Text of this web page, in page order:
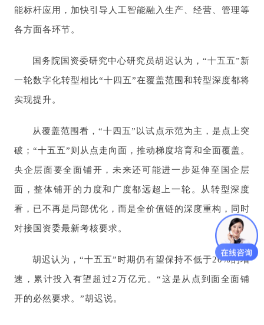
能标杆应用，加快引导人工智能融入生产、经营、管理等
各方面各环节。
国务院国资委研究中心研究员胡迟认为，“十五五”新
一轮数字化转型相比“十四五”在覆盖范围和转型深度都将
实现提升。
从覆盖范围看，“十四五”以试点示范为主，是点上突
破；“十五五”则从点走向面，推动梯度培育和全面覆盖。
央企层面要全面铺开，未来还可能进一步延伸至国企层
面，整体铺开的力度和广度都远超上一轮。从转型深度
看，已不再是局部优化，而是全价值链的深度重构，同时
对接国资委最新考核要求。
胡迟认为，“十五五”时期仍有望保持不低于20%的增
速，累计投入有望超过2万亿元。“这是从点到面全面铺
开的必然要求。”胡迟说。